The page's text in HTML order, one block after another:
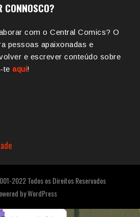
CONNOSCO?
com o Central Comics? O
pessoas apaixonadas e
e escrever conteúdo sobre
te aqui!
2022 Todos os Direitos Reservados
byWordPress